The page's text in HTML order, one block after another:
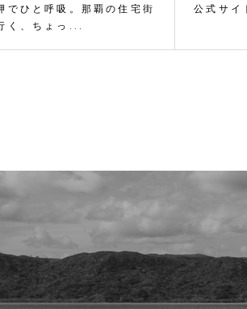
でひと呼吸。那覇の住宅街
く、ちょっ...
公式サイ